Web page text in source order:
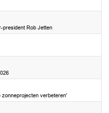
president Rob Jetten
verbeteren'